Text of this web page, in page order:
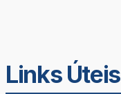
Links Úteis